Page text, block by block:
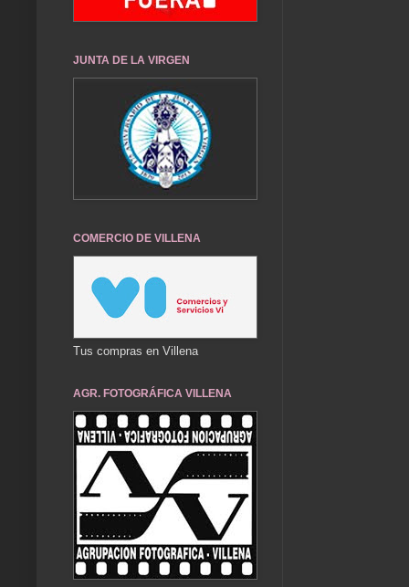
JUNTA DE LA VIRGEN
COMERCIO DE VILLENA
Tus compras en Villena
AGR. FOTOGRÁFICA VILLENA